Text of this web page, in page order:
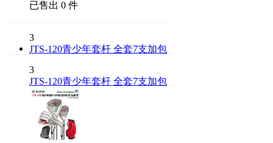
已售出 0 件
3
JTS-120青少年套杆 全套7支加包
3
JTS-120青少年套杆 全套7支加包